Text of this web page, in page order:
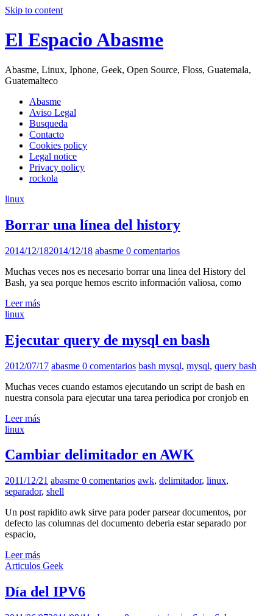
Skip to content
El Espacio Abasme
Abasme, Linux, Iphone, Geek, Open Source, Floss, Guatemala,
Guatemalteco
Abasme
Aviso Legal
Busqueda
Contacto
Cookies policy
Legal notice
Privacy policy
rockola
linux
Borrar una línea del history
2014/12/182014/12/18 abasme 0 comentarios
Muchas veces nos es necesario borrar una linea del History del
Bash, ya sea porque hemos escrito información valiosa, como
Leer más
linux
Ejecutar query de mysql en bash
2012/07/17 abasme 0 comentarios bash mysql, mysql, query bash
Muchas veces cuando estamos ejecutando un script de bash en
nuestra consola para ejecutar una tarea periodica por cronjob en
Leer más
linux
Cambiar delimitador en AWK
2011/12/21 abasme 0 comentarios awk, delimitador, linux,
separador, shell
Un post rapidito awk sirve para poder parsear documentos, por
defecto las columnas del documento deberia estar separado por
espacio,
Leer más
Articulos Geek
Día del IPV6